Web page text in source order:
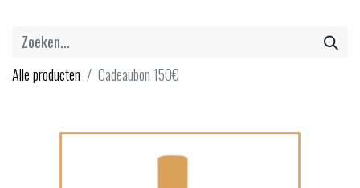
Alle producten Cadeaubon 150€